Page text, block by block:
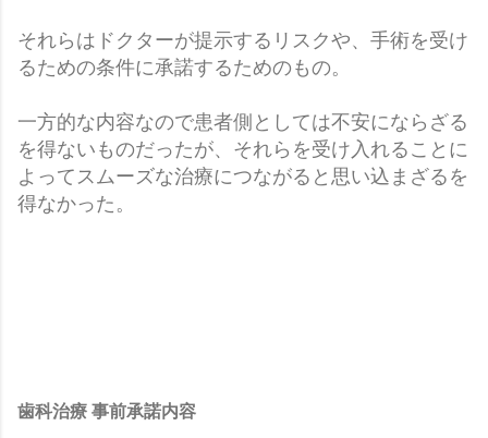
それらはドクターが提示するリスクや、手術を受け
るための条件に承諾するためのもの。
一方的な内容なので患者側としては不安にならざる
を得ないものだったが、それらを受け入れることに
よってスムーズな治療につながると思い込まざるを
得なかった。
歯科治療 事前承諾内容